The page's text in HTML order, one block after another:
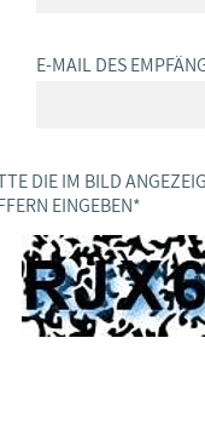
E-MAIL DES
DIE IM BILD
EINGEBEN *